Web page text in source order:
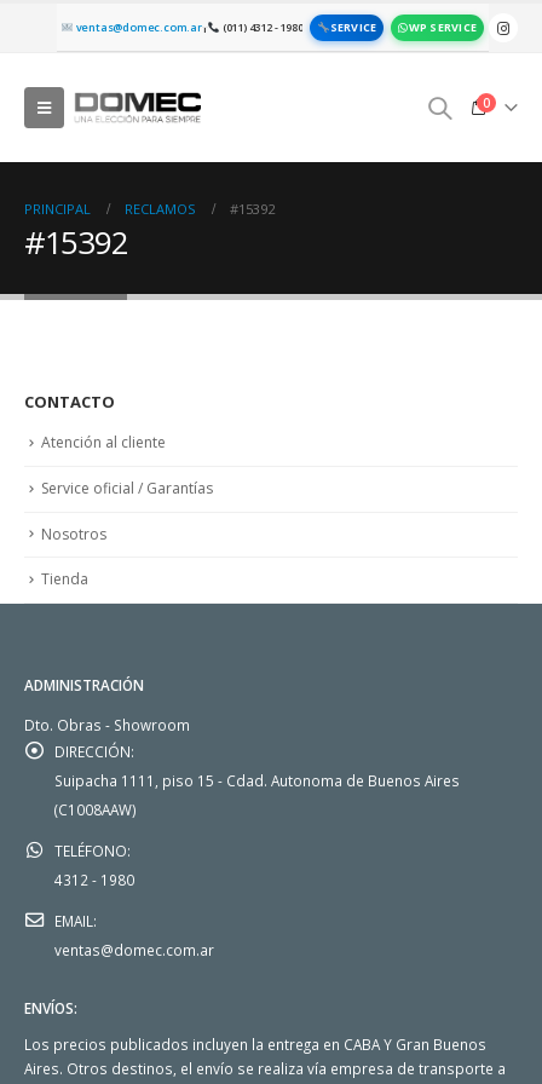
ventas@domec.com.ar| (011) 4312 - 1980 SERVICE WP SERVICE
0
PRINCIPAL RECLAMOS #15392
#15392
CONTACTO
Atención al cliente
Service oficial / Garantías
Nosotros
Tienda
ADMINISTRACIÓN
Dto. Obras - Showroom
DIRECCIÓN:
Suipacha 1111, piso 15 - Cdad. Autonoma de Buenos Aires
(C1008AAW)
TELÉFONO:
4312 - 1980
EMAIL:
ventas@domec.com.ar
ENVÍOS:
Los precios publicados incluyen la entrega en CABA Y Gran Buenos
Aires. Otros destinos, el envío se realiza vía empresa de transporte a